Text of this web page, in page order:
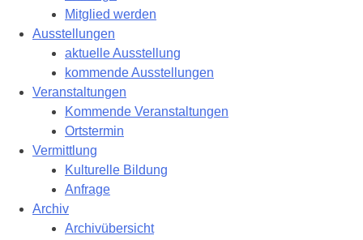
Mitglied werden
Ausstellungen
aktuelle Ausstellung
kommende Ausstellungen
Veranstaltungen
Kommende Veranstaltungen
Ortstermin
Vermittlung
Kulturelle Bildung
Anfrage
Archiv
Archivübersicht